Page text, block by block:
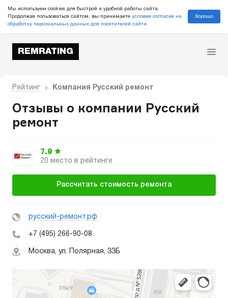
Мы используем cookies для быстрой и удобной работы сайта.
Продолжая пользоваться сайтом, вы принимаете условия согласия на
обработку персональных данных для посетителей сайта
Хорошо
REMRATING
Рейтинг Компания Русский ремонт
Отзывы о компании Русский
ремонт
7.9
20 место в рейтинге
Рассчитать стоимость ремонта
русский-ремонт.рф
+7 (495) 266-90-08
Москва, ул. Полярная, 33Б